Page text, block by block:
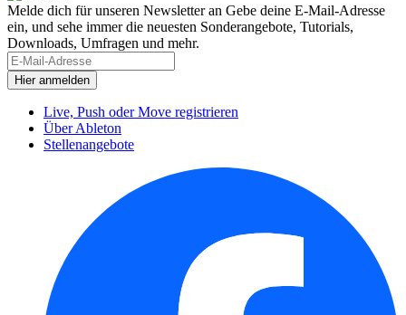
Melde dich für unseren Newsletter an Gebe deine E-Mail-Adresse
ein, und sehe immer die neuesten Sonderangebote, Tutorials,
Downloads, Umfragen und mehr.
Live, Push oder Move registrieren
Über Ableton
Stellenangebote